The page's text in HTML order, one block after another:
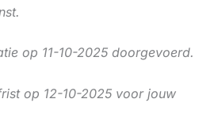
op 11-10-2025 doorgevoerd.
op 12-10-2025 voor jouw